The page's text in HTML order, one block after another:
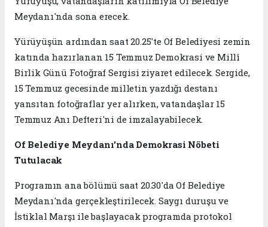
Meydanı'nda sona erecek.
Yürüyüşün ardından saat 20.25'te Of Belediyesi zemin
katında hazırlanan 15 Temmuz Demokrasi ve Millî
Birlik Günü Fotoğraf Sergisi ziyaret edilecek. Sergide,
15 Temmuz gecesinde milletin yazdığı destanı
yansıtan fotoğraflar yer alırken, vatandaşlar 15
Temmuz Anı Defteri'ni de imzalayabilecek.
Of Belediye Meydanı'nda Demokrasi Nöbeti
Tutulacak
Programın ana bölümü saat 20.30'da Of Belediye
Meydanı'nda gerçekleştirilecek. Saygı duruşu ve
İstiklal Marşı ile başlayacak programda protokol